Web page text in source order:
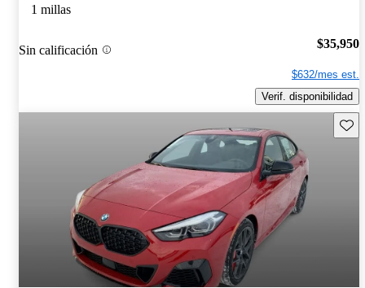
1 millas
Sin calificación $35,950
$632/mes est.
Verif. disponibilidad